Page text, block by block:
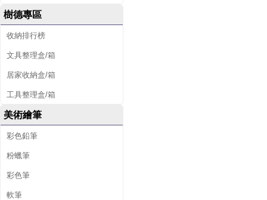
樹德專區
收納排行榜
文具整理盒/箱
居家收納盒/箱
工具整理盒/箱
美術繪筆
彩色鉛筆
粉蠟筆
彩色筆
軟筆